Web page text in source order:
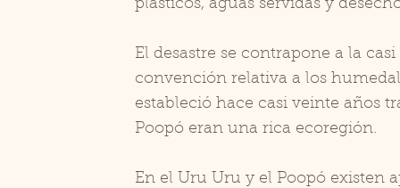
plásticos, aguas servidas y
El desastre se contrapone a la
convención relativa a los
estableció hace casi veinte años
Poopó eran una rica ecoregión.
En el Uru Uru y el Poopó existen